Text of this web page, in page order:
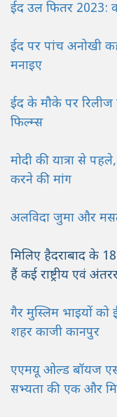
ईद उल फितर 2023:
ईद पर पांच अनोखी
मनाइए
ईद के मौके पर
फिल्म्स
मोदी की यात्रा से
करने की मांग
अलविदा जुमा और
मिलिए हैदराबाद के
हैं कई राष्ट्रीय एवं
गैर मुस्लिम भाइयों को
शहर काजी कानपुर
एएमयू ओल्ड बॉयज
सभ्यता की एक और